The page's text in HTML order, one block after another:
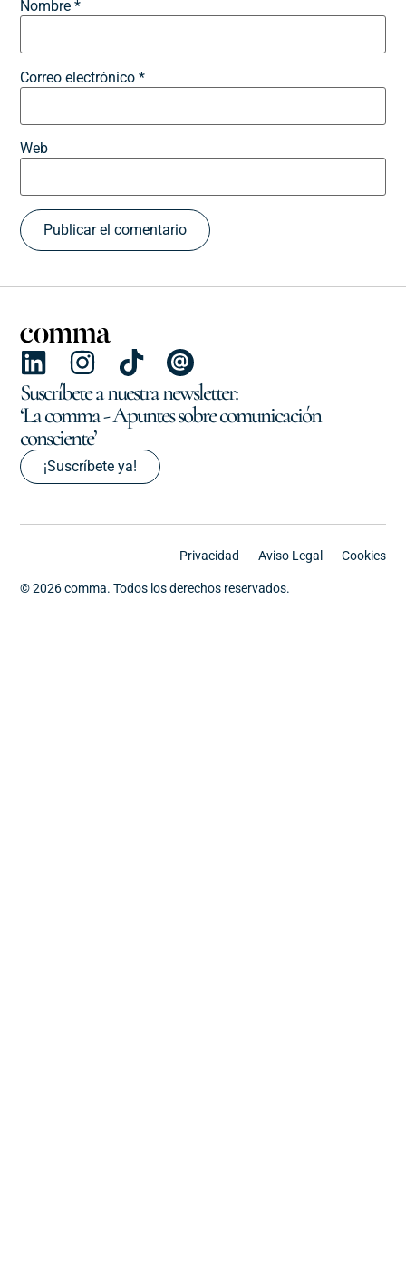
Nombre*
Correo electrónico*
Web
Suscríbete a nuestra newsletter:
‘La comma - Apuntes sobre comunicación
consciente’
¡Suscríbete ya!
© 2026 comma. Todos los derechos reservados.
Privacidad Aviso Legal Cookies